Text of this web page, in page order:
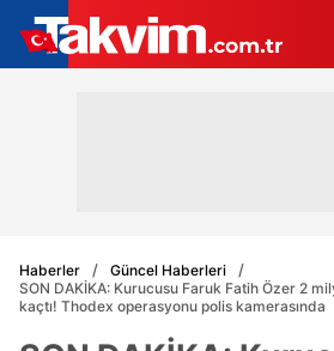
Haberler
Güncel Haberleri
SON DAKİKA: Kurucusu Faruk Fatih Özer 2
kaçtı! Thodex operasyonu polis kamerasında